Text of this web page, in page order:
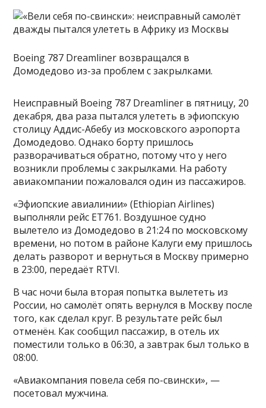
Boeing 787 Dreamliner возвращался в
Домодедово из-за проблем с закрылками.
Неисправный Boeing 787 Dreamliner в пятницу, 20
декабря, два раза пытался улететь в эфиопскую
столицу Аддис-Абебу из московского аэропорта
Домодедово. Однако борту пришлось
разворачиваться обратно, потому что у него
возникли проблемы с закрылками. На работу
авиакомпании пожаловался один из пассажиров.
«Эфиопские авиалинии» (Ethiopian Airlines)
выполняли рейс ЕТ761. Воздушное судно
вылетело из Домодедово в 21:24 по московскому
времени, но потом в районе Калуги ему пришлось
делать разворот и вернуться в Москву примерно
в 23:00, передаёт RTVI.
В час ночи была вторая попытка вылететь из
России, но самолёт опять вернулся в Москву после
того, как сделал круг. В результате рейс был
отменён. Как сообщил пассажир, в отель их
поместили только в 06:30, а завтрак был только в
08:00.
«Авиакомпания повела себя по-свински», —
посетовал мужчина.